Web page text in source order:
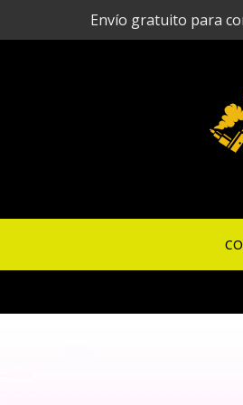
Envío gratuito para